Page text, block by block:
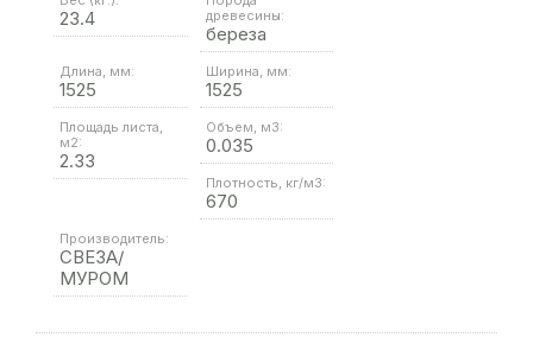
23.4
древесины:
береза
Длина, мм:
1525
Ширина, мм:
1525
Площадь листа,
м2:
2.33
Объем, м3:
0.035
Плотность, кг/м3:
670
Производитель:
СВЕЗА/
МУРОМ